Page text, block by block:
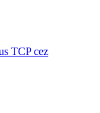
TCP cez